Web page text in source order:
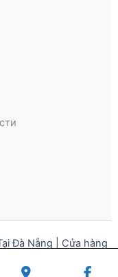
Đà Nẵng | Cửa hàng